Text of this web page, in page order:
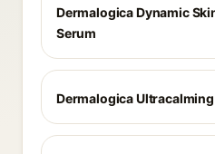
Dermalogica Dynamic
Serum
Dermalogica